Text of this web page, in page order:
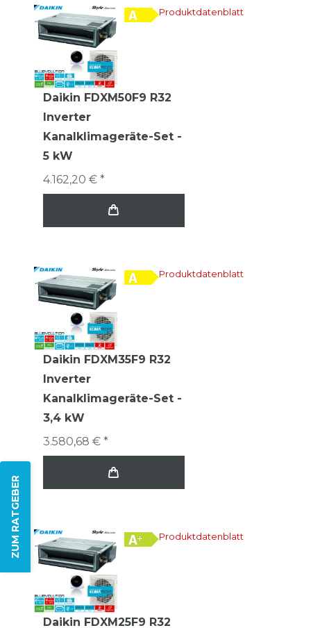
ZUM RATGEBER
Produktdatenblatt
Daikin FDXM50F9 R32
Inverter
Kanalklimageräte-Set -
5 kW
4.162,20 € *
Produktdatenblatt
Daikin FDXM35F9 R32
Inverter
Kanalklimageräte-Set -
3,4 kW
3.580,68 € *
Produktdatenblatt
Daikin FDXM25F9 R32